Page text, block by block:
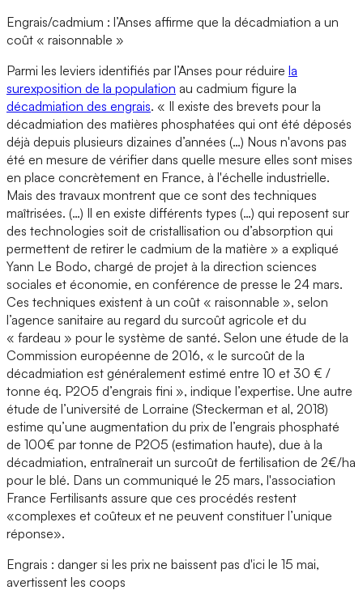
Engrais/cadmium : l’Anses affirme que la décadmiation a un
coût « raisonnable »
Parmi les leviers identifiés par l’Anses pour réduire la
surexposition de la population au cadmium figure la
décadmiation des engrais. « Il existe des brevets pour la
décadmiation des matières phosphatées qui ont été déposés
déjà depuis plusieurs dizaines d’années (…) Nous n'avons pas
été en mesure de vérifier dans quelle mesure elles sont mises
en place concrètement en France, à l'échelle industrielle.
Mais des travaux montrent que ce sont des techniques
maîtrisées. (…) Il en existe différents types (…) qui reposent sur
des technologies soit de cristallisation ou d’absorption qui
permettent de retirer le cadmium de la matière » a expliqué
Yann Le Bodo, chargé de projet à la direction sciences
sociales et économie, en conférence de presse le 24 mars.
Ces techniques existent à un coût « raisonnable », selon
l’agence sanitaire au regard du surcoût agricole et du
« fardeau » pour le système de santé. Selon une étude de la
Commission européenne de 2016, « le surcoût de la
décadmiation est généralement estimé entre 10 et 30 € /
tonne éq. P2O5 d’engrais fini », indique l’expertise. Une autre
étude de l’université de Lorraine (Steckerman et al, 2018)
estime qu’une augmentation du prix de l’engrais phosphaté
de 100€ par tonne de P2O5 (estimation haute), due à la
décadmiation, entraînerait un surcoût de fertilisation de 2€/ha
pour le blé. Dans un communiqué le 25 mars, l'association
France Fertilisants assure que ces procédés restent
«complexes et coûteux et ne peuvent constituer l’unique
réponse».
Engrais : danger si les prix ne baissent pas d'ici le 15 mai,
avertissent les coops